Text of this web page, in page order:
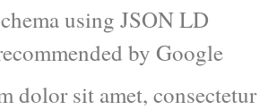
using JSON LD
by Google
dolor sit amet, consectetur